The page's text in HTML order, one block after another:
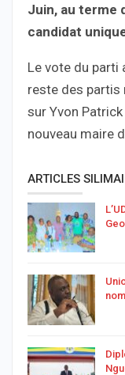
Juin, au terme
candidat
Le vote du parti
reste des
sur Yvon
nouveau maire
ARTICLES